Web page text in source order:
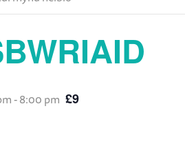
-8:00 pm £9